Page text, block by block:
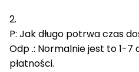
2.
P: Jak długo potrwa czas
Odp .: Normalnie jest to 1-7
płatności.